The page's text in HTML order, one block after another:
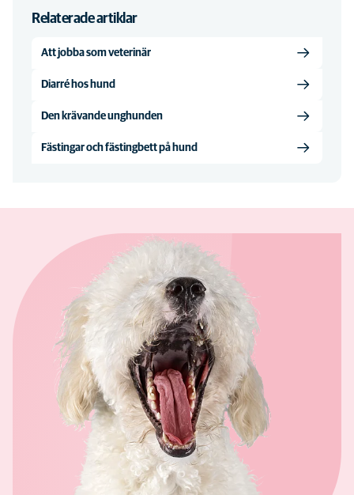
Relaterade artiklar
Att jobba som veterinär
Diarré hos hund
Den krävande unghunden
Fästingar och fästingbett på hund